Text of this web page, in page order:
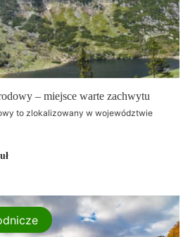
– miejsce warte zachwytu
to zlokalizowany w województwie